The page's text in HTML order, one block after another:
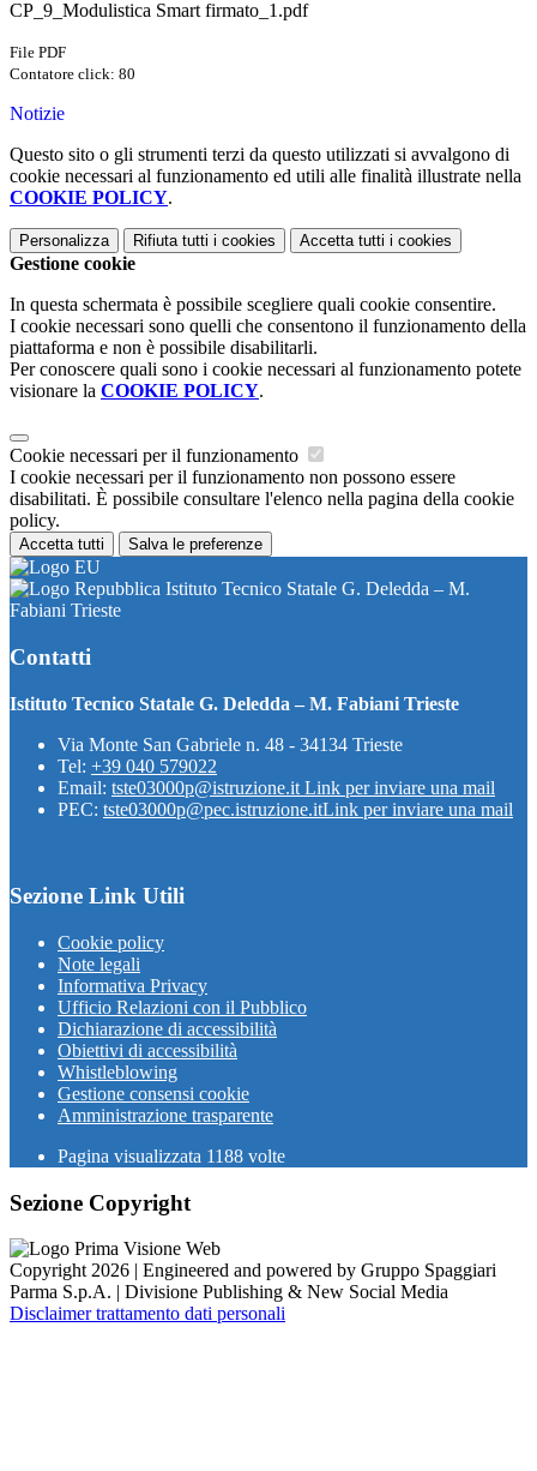
CP_9_Modulistica Smart firmato_1.pdf
File PDF
Contatore click: 80
Notizie
Questo sito o gli strumenti terzi da questo utilizzati si avvalgono di
cookie necessari al funzionamento ed utili alle finalità illustrate nella
COOKIE POLICY.
Personalizza Rifiuta tutti i cookies Accetta tutti i cookies
Gestione cookie
In questa schermata è possibile scegliere quali cookie consentire.
I cookie necessari sono quelli che consentono il funzionamento della
piattaforma e non è possibile disabilitarli.
Per conoscere quali sono i cookie necessari al funzionamento potete
visionare la COOKIE POLICY.
Cookie necessari per il funzionamento
I cookie necessari per il funzionamento non possono essere
disabilitati. È possibile consultare l'elenco nella pagina della cookie
policy.
Accetta tutti Salva le preferenze
Istituto Tecnico Statale G. Deledda – M.
Fabiani Trieste
Contatti
Istituto Tecnico Statale G. Deledda – M. Fabiani Trieste
Via Monte San Gabriele n. 48 - 34134 Trieste
Tel: +39 040 579022
Email: tste03000p@istruzione.it Link per inviare una mail
PEC: tste03000p@pec.istruzione.itLink per inviare una mail
Sezione Link Utili
Cookie policy
Note legali
Informativa Privacy
Ufficio Relazioni con il Pubblico
Dichiarazione di accessibilità
Obiettivi di accessibilità
Whistleblowing
Gestione consensi cookie
Amministrazione trasparente
Pagina visualizzata 1188 volte
Sezione Copyright
Copyright 2026 | Engineered and powered by Gruppo Spaggiari
Parma S.p.A. | Divisione Publishing & New Social Media
Disclaimer trattamento dati personali